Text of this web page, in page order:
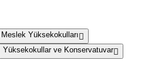
Meslek Yüksekokulları
Yüksekokullar ve Konservatuvar